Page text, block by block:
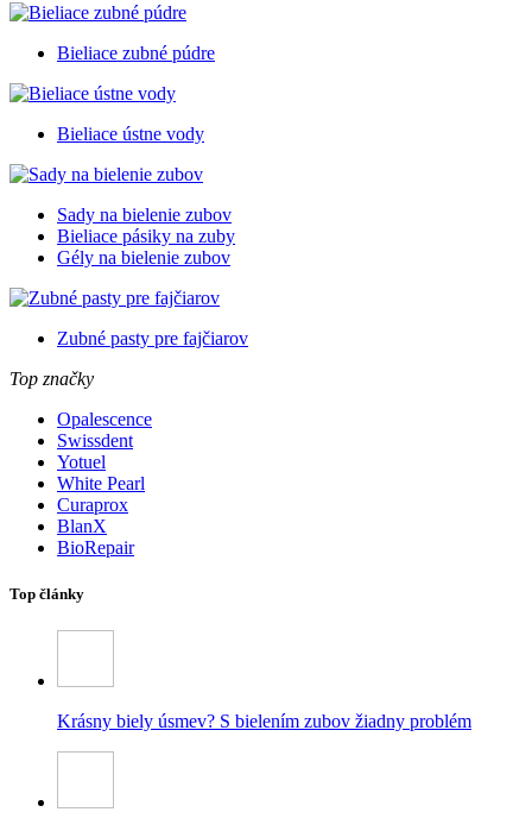
Bieliace zubné púdre
Bieliace ústne vody
Sady na bielenie zubov
Bieliace pásiky na zuby
Gély na bielenie zubov
Zubné pasty pre fajčiarov
Top značky
Opalescence
Swissdent
Yotuel
White Pearl
Curaprox
BlanX
BioRepair
Top články
Krásny biely úsmev? S bielením zubov žiadny problém